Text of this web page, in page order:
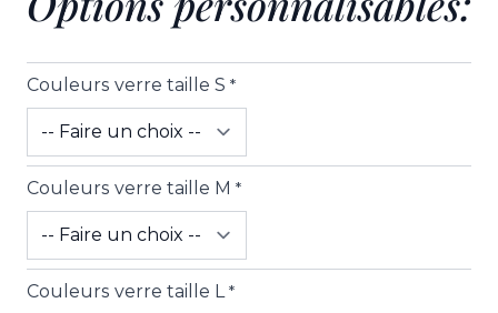
Couleurs verre taille S *
Couleurs verre taille M *
Couleurs verre taille L *